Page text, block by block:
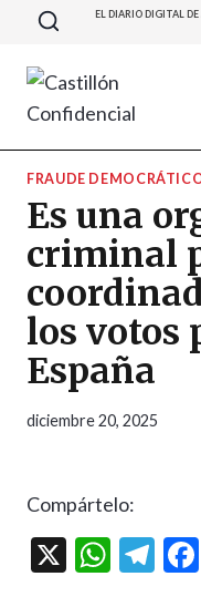
Saltar
contenido
EL DIARIO DIGITAL
FRAUDE
Es una
criminal
los votos
España
diciembre 20, 2025
Compártelo:
X
W T